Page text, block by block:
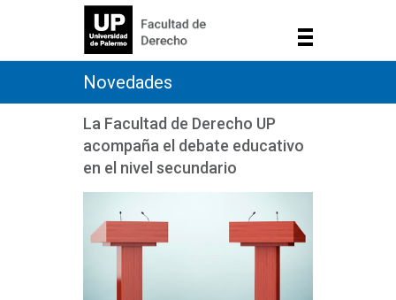
Novedades
La Facultad de Derecho UP
acompaña el debate educativo
en el nivel secundario